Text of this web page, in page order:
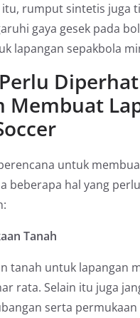
itu, rumput sintetis juga
gaya gesek pada
lapangan sepakbola
Membuat
untuk
beberapa hal yang
Tanah
tanah untuk lapangan
rata. Selain itu juga
serta